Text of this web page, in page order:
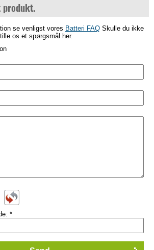
produkt.
se venligst vores Batteri FAQ Skulle du ikke
os et spørgsmål her.
*